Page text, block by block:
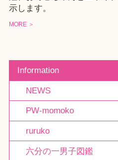
示します。
MORE ＞
Information
NEWS
PW-momoko
ruruko
六分の一男子図鑑